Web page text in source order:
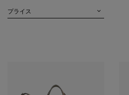
プライス